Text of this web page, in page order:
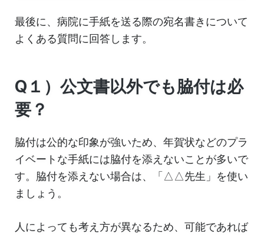
最後に、病院に手紙を送る際の宛名書きについて
よくある質問に回答します。
Q１）公文書以外でも脇付は必
要？
脇付は公的な印象が強いため、年賀状などのプラ
イベートな手紙には脇付を添えないことが多いで
す。脇付を添えない場合は、「△△先生」を使い
ましょう。
人によっても考え方が異なるため、可能であれば